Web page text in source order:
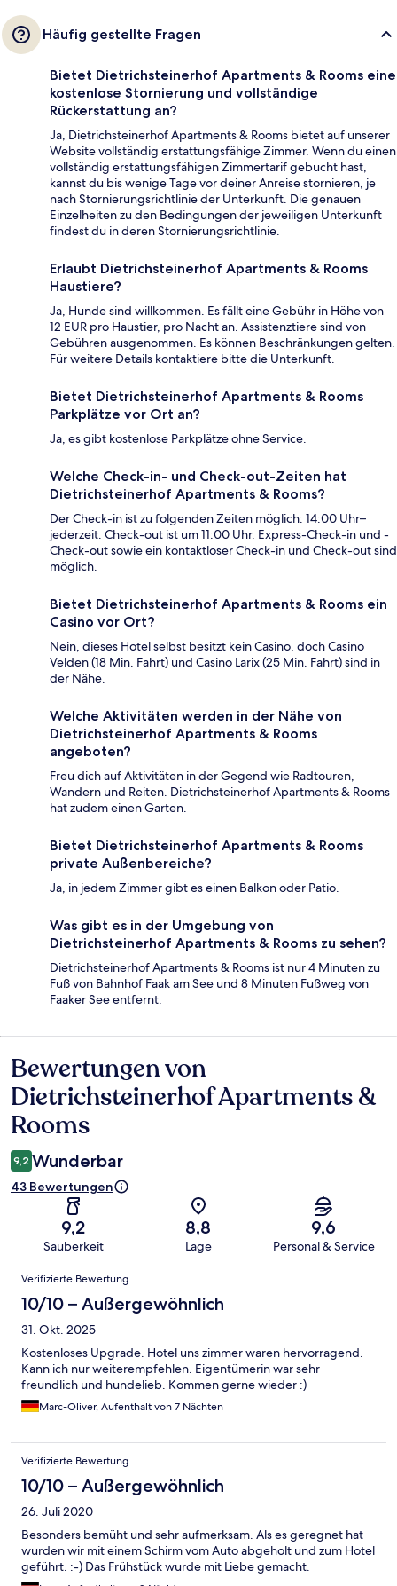
Häufig gestellte Fragen
Bietet Dietrichsteinerhof Apartments & Rooms eine
kostenlose Stornierung und vollständige
Rückerstattung an?
Ja, Dietrichsteinerhof Apartments & Rooms bietet auf unserer
Website vollständig erstattungsfähige Zimmer. Wenn du einen
vollständig erstattungsfähigen Zimmertarif gebucht hast,
kannst du bis wenige Tage vor deiner Anreise stornieren, je
nach Stornierungsrichtlinie der Unterkunft. Die genauen
Einzelheiten zu den Bedingungen der jeweiligen Unterkunft
findest du in deren Stornierungsrichtlinie.
Erlaubt Dietrichsteinerhof Apartments & Rooms
Haustiere?
Ja, Hunde sind willkommen. Es fällt eine Gebühr in Höhe von
12 EUR pro Haustier, pro Nacht an. Assistenztiere sind von
Gebühren ausgenommen. Es können Beschränkungen gelten.
Für weitere Details kontaktiere bitte die Unterkunft.
Bietet Dietrichsteinerhof Apartments & Rooms
Parkplätze vor Ort an?
Ja, es gibt kostenlose Parkplätze ohne Service.
Welche Check-in- und Check-out-Zeiten hat
Dietrichsteinerhof Apartments & Rooms?
Der Check-in ist zu folgenden Zeiten möglich: 14:00 Uhr–
jederzeit. Check-out ist um 11:00 Uhr. Express-Check-in und -
Check-out sowie ein kontaktloser Check-in und Check-out sind
möglich.
Bietet Dietrichsteinerhof Apartments & Rooms ein
Casino vor Ort?
Nein, dieses Hotel selbst besitzt kein Casino, doch Casino
Velden (18 Min. Fahrt) und Casino Larix (25 Min. Fahrt) sind in
der Nähe.
Welche Aktivitäten werden in der Nähe von
Dietrichsteinerhof Apartments & Rooms
angeboten?
Freu dich auf Aktivitäten in der Gegend wie Radtouren,
Wandern und Reiten. Dietrichsteinerhof Apartments & Rooms
hat zudem einen Garten.
Bietet Dietrichsteinerhof Apartments & Rooms
private Außenbereiche?
Ja, in jedem Zimmer gibt es einen Balkon oder Patio.
Was gibt es in der Umgebung von
Dietrichsteinerhof Apartments & Rooms zu sehen?
Dietrichsteinerhof Apartments & Rooms ist nur 4 Minuten zu
Fuß von Bahnhof Faak am See und 8 Minuten Fußweg von
Faaker See entfernt.
Bewertungen
Bewertungen von
Dietrichsteinerhof Apartments &
Rooms
9,2 Wunderbar
43 Bewertungen
9,2
Sauberkeit
8,8
Lage
9,6
Personal & Service
Bewertungen
Verifizierte Bewertung
10/10 – Außergewöhnlich
31. Okt. 2025
Kostenloses Upgrade. Hotel uns zimmer waren hervorragend.
Kann ich nur weiterempfehlen. Eigentümerin war sehr
freundlich und hundelieb. Kommen gerne wieder :)
Marc-Oliver, Aufenthalt von 7 Nächten
Verifizierte Bewertung
10/10 – Außergewöhnlich
26. Juli 2020
Besonders bemüht und sehr aufmerksam. Als es geregnet hat
wurden wir mit einem Schirm vom Auto abgeholt und zum Hotel
geführt. :-) Das Frühstück wurde mit Liebe gemacht.